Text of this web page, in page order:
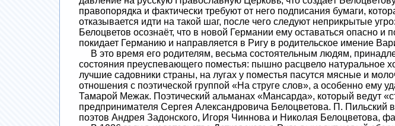
правопорядка и фактически требуют от него подписания бумаги,
отказывается идти на такой шаг, после чего следуют неприкрытые
Белоцветов осознаёт, что в новой Германии ему оставаться опасно
покидает Германию и направляется в Ригу в родительское имение
В это время его родителям, весьма состоятельным людям,
состояния преуспевающего поместья: пышно расцвело натуральное
лучшие садовники страны, на лугах у поместья пасутся мясные и
отношения с поэтической группой «На струге слов», а особенно
Тамарой Межак. Поэтический альманах «Мансарда», который ведут
предпринимателя Сергея Александровича Белоцветова. П. Пильский
поэтов Андрея Задонского, Игоря Чиннова и Николая Белоцветова,